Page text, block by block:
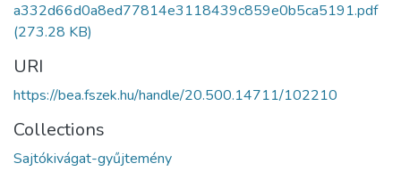
a332d66d0a8ed77814e3118439c859e0b5ca5191.pdf
(273.28 KB)
URI
https://bea.fszek.hu/handle/20.500.14711/102210
Collections
Sajtókivágat-gyűjtemény